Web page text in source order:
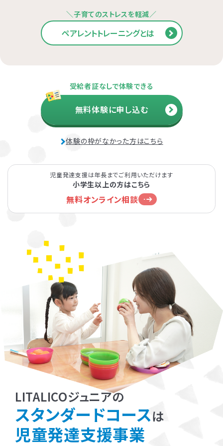
＼子育てのストレスを軽減／
ペアレントトレーニングとは
受給者証なしで体験できる
無料体験に申し込む
体験の枠がなかった方はこちら
児童発達支援は年長までご利用いただけます
小学生以上の方はこちら
無料オンライン相談
LITALICOジュニアの
スタンダードコースは
児童発達支援事業